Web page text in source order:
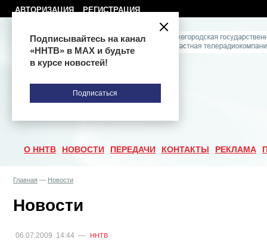
АВТОРИЗАЦИЯ РЕГИСТРАЦИЯ
О ННТВ НОВОСТИ ПЕРЕДАЧИ КОНТАКТЫ РЕКЛАМА
Главная — Новости
Новости
06.07.2009 14:44 — ННТВ
Подписывайтесь на канал
«ННТВ» в МАХ и будьте
в курсе новостей!
Подписаться